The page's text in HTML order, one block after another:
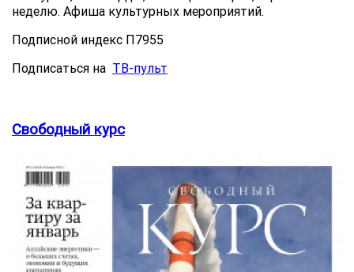
неделю. Афиша культурных мероприятий.
Подписной индекс П7955
Подписаться на ТВ-пульт
Свободный курс